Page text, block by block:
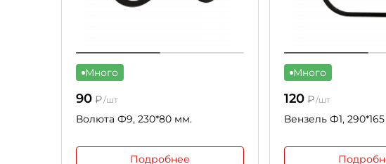
Много
90 ₽/шт
Волюта Ф9, 230*80 мм.
Подробнее
Много
120 ₽/шт
Вензель Ф1,